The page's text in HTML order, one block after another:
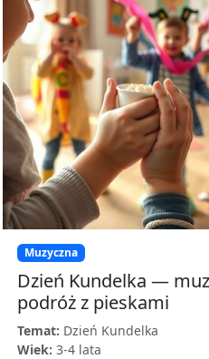
Muzyczna
Dzień Kundelka —
podróż z pieskami
Temat: Dzień Kundelka
Wiek: 3-4 lata